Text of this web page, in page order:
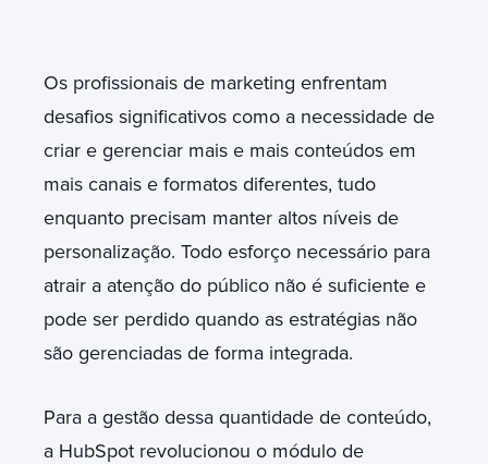
Os profissionais de marketing enfrentam
desafios significativos como a necessidade de
criar e gerenciar mais e mais conteúdos em
mais canais e formatos diferentes, tudo
enquanto precisam manter altos níveis de
personalização. Todo esforço necessário para
atrair a atenção do público não é suficiente e
pode ser perdido quando as estratégias não
são gerenciadas de forma integrada.
Para a gestão dessa quantidade de conteúdo,
a HubSpot revolucionou o módulo de